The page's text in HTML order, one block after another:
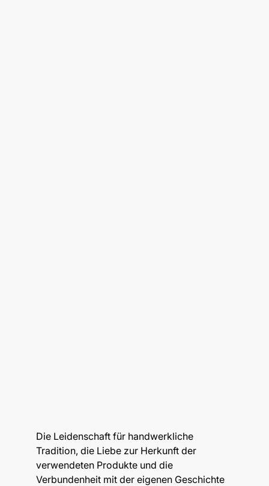
Die Leidenschaft für handwerkliche
Tradition, die Liebe zur Herkunft der
verwendeten Produkte und die
Verbundenheit mit der eigenen Geschichte